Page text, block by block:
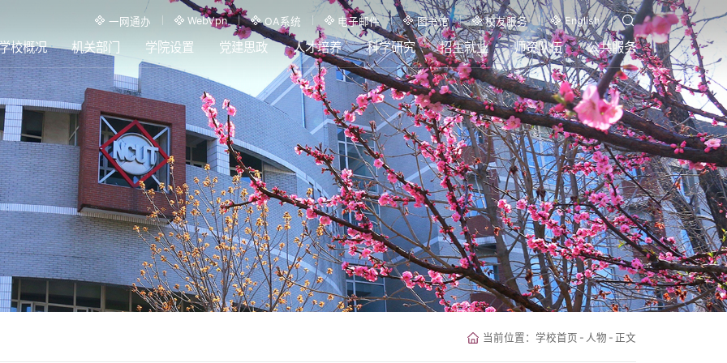
一网通办 WebVpn OA系统 电子邮件 图书馆 校友服务 English
校概况 机关部门 学院设置 党建思政 人才培养 科学研究 招生就业 师资队伍 公共服务
当前位置： 学校首页 - 人物 - 正文